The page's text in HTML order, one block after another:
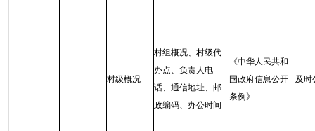
村级概况
村组概况、村级代
办点、负责人电
话、通信地址、邮
政编码、办公时间
《中华人民共和
国政府信息公开
条例》
及时